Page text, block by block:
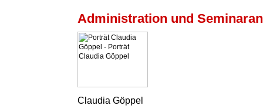
Administration und
Claudia Göppel